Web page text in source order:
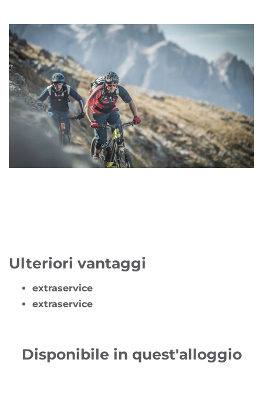
Ulteriori vantaggi
extraservice
extraservice
Disponibile in quest'alloggio